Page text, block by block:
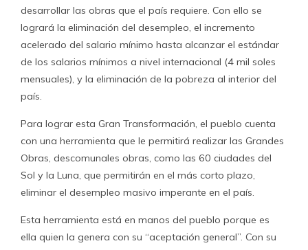
desarrollar las obras que el país requiere. Con ello se
logrará la eliminación del desempleo, el incremento
acelerado del salario mínimo hasta alcanzar el estándar
de los salarios mínimos a nivel internacional (4 mil soles
mensuales), y la eliminación de la pobreza al interior del
país.
Para lograr esta Gran Transformación, el pueblo cuenta
con una herramienta que le permitirá realizar las Grandes
Obras, descomunales obras, como las 60 ciudades del
Sol y la Luna, que permitirán en el más corto plazo,
eliminar el desempleo masivo imperante en el país.
Esta herramienta está en manos del pueblo porque es
ella quien la genera con su “aceptación general”. Con su